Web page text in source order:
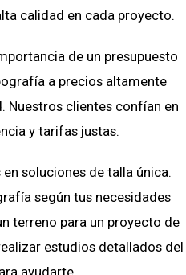
calidad en cada proyecto.
de un presupuesto
a precios altamente
clientes confían en
y tarifas justas.
soluciones de talla única.
según tus necesidades
terreno para un proyecto de
estudios detallados del